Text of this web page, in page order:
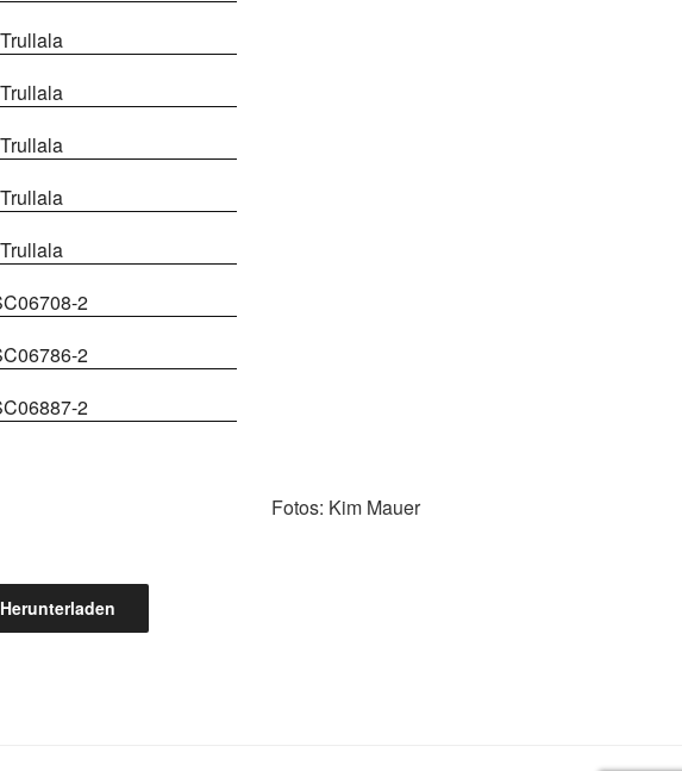
Fotos: Kim Mauer
Herunterladen